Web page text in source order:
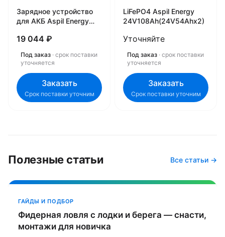
Зарядное устройство
для АКБ Aspil Energy
20002775
19 044 ₽
Под заказ · срок поставки
уточняется
Заказать
Срок поставки уточним
LiFePO4 Aspil Energy
24V108Ah(24V54Ahx2)
Уточняйте
Под заказ · срок поставки
уточняется
Заказать
Срок поставки уточним
Полезные статьи Все статьи →
ГАЙДЫ И ПОДБОР
Фидерная ловля с лодки и берега — снасти,
монтажи для новичка